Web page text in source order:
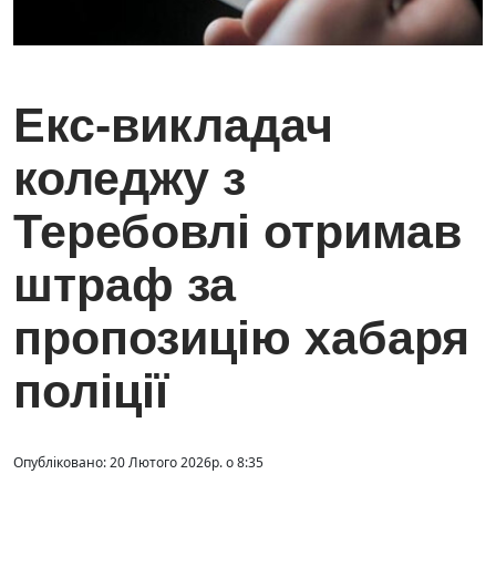
Екс-викладач
коледжу з
Теребовлі отримав
штраф за
пропозицію хабаря
поліції
Опубліковано: 20 Лютого 2026р. о 8:35